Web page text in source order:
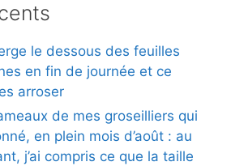
le dessous des feuilles
en fin de journée et ce
arroser
de mes groseilliers qui
en plein mois d’août : au
j’ai compris ce que la taille